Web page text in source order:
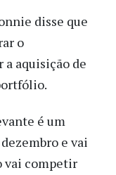
disse que
o
aquisição de
é um
e vai
vai competir